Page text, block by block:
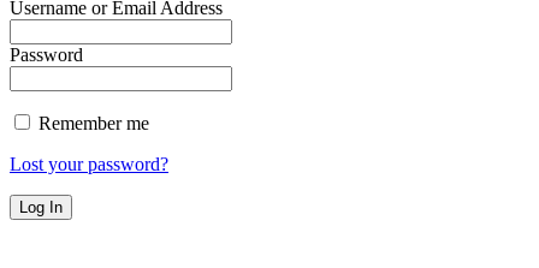
Username or Email Address
Password
Remember me
Lost your password?